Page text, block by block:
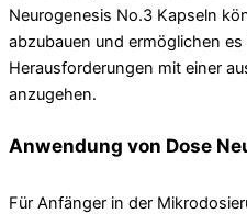
Neurogenesis No.3 Kapseln
abzubauen und ermöglichen
Herausforderungen mit einer
anzugehen.
Anwendung von Dose
Für Anfänger in der